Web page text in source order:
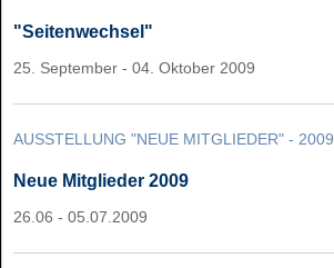
"Seitenwechsel"
25. September - 04. Oktober 2009
AUSSTELLUNG "NEUE MITGLIEDER" - 2009
Neue Mitglieder 2009
26.06 - 05.07.2009